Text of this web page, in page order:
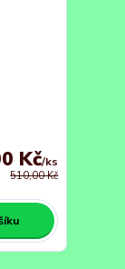
510,00 Kč
Kč/ks